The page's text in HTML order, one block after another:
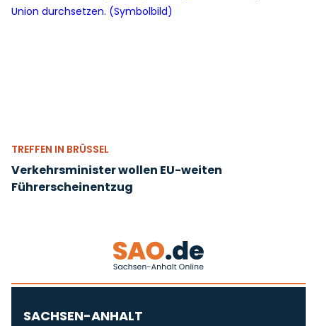
TREFFEN IN BRÜSSEL
Verkehrsminister wollen EU-weiten
Führerscheinentzug
SACHSEN-ANHALT